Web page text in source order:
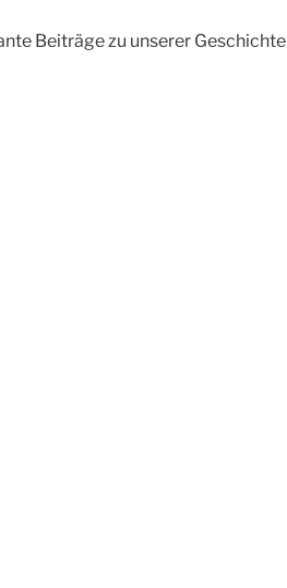
Beiträge zu unserer Geschichte